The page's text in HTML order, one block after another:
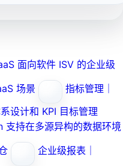
面向软件 ISV 的企业级
场景
指标管理｜
设计和 KPI 目标管理
支持在多源异构的数据环境
企业级报表｜